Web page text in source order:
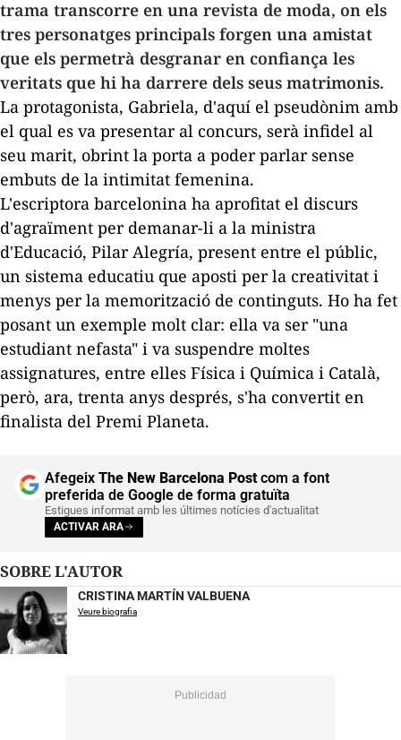
trama transcorre en una revista de moda, on els
tres personatges principals forgen una amistat
que els permetrà desgranar en confiança les
veritats que hi ha darrere dels seus matrimonis.
La protagonista, Gabriela, d'aquí el pseudònim amb
el qual es va presentar al concurs, serà infidel al
seu marit, obrint la porta a poder parlar sense
embuts de la intimitat femenina.
L'escriptora barcelonina ha aprofitat el discurs
d'agraïment per demanar-li a la ministra
d'Educació, Pilar Alegría, present entre el públic,
un sistema educatiu que aposti per la creativitat i
menys per la memorització de continguts. Ho ha fet
posant un exemple molt clar: ella va ser "una
estudiant nefasta" i va suspendre moltes
assignatures, entre elles Física i Química i Català,
però, ara, trenta anys després, s'ha convertit en
finalista del Premi Planeta.
Afegeix The New Barcelona Postcom a font
preferida de Google de forma gratuïta
Estigues informat amb les últimes notícies d'actualitat
ACTIVAR ARA
SOBRE L'AUTOR
CRISTINA MARTÍN VALBUENA
Veure biografia